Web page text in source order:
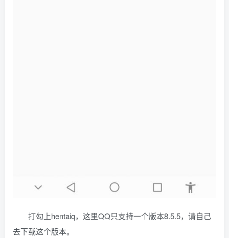
打勾上hentaiq，这里QQ只支持一个版本8.5.5，请自己
去下载这个版本。